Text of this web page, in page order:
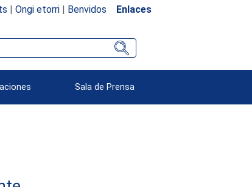
| Ongi etorri| Benvidos Enlaces
Sala de Prensa